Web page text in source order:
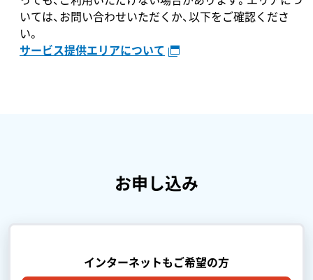
いては、お問い合わせいただくか、以下をご確認くださ
い。
サービス提供エリアについて
お申し込み
インターネットもご希望の方